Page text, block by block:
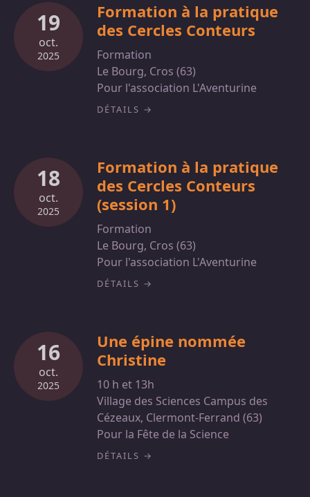
19
oct.
2025
Formation à la pratique
des Cercles Conteurs
Formation
Le Bourg, Cros (63)
Pour l'association L'Aventurine
DÉTAILS
18
oct.
2025
Formation à la pratique
des Cercles Conteurs
(session 1)
Formation
Le Bourg, Cros (63)
Pour l'association L'Aventurine
DÉTAILS
16
oct.
2025
Une épine nommée
Christine
10 h et 13h
Village des Sciences Campus des
Cézeaux, Clermont-Ferrand (63)
Pour la Fête de la Science
DÉTAILS